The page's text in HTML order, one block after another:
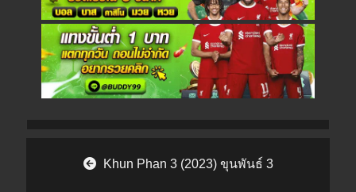
Post navigation
Khun Phan 3 (2023) ขุนพันธ์ 3